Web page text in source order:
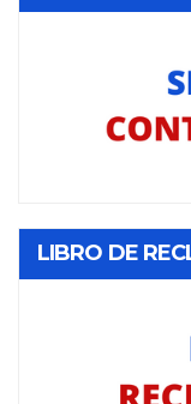
LIBRO DE